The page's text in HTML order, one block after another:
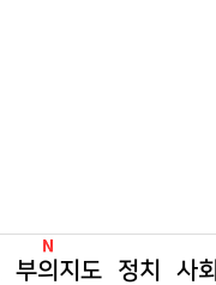
부의지도 정치 사